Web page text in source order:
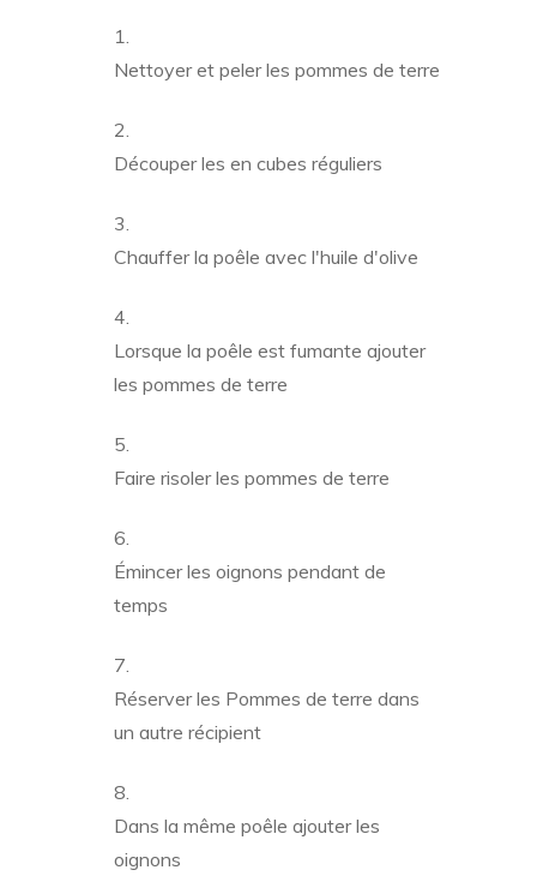
Nettoyer et peler les pommes de terre
Découper les en cubes réguliers
Chauffer la poêle avec l'huile d'olive
Lorsque la poêle est fumante ajouter
les pommes de terre
Faire risoler les pommes de terre
Émincer les oignons pendant de
temps
Réserver les Pommes de terre dans
un autre récipient
Dans la même poêle ajouter les
oignons